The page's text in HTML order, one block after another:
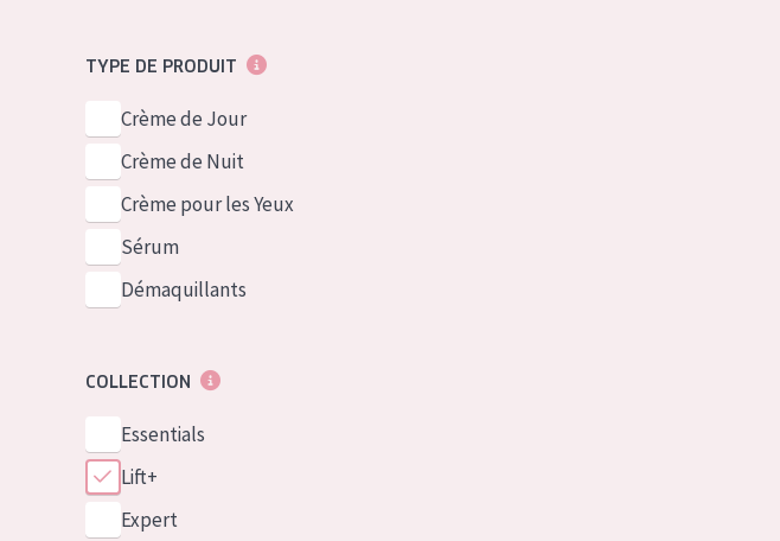
TYPE DE PRODUIT
Crème de Jour
Crème de Nuit
Crème pour les Yeux
Sérum
Démaquillants
COLLECTION
Essentials
Lift+
Expert